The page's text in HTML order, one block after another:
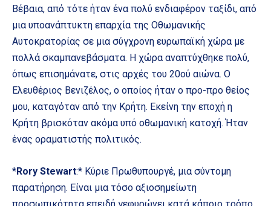
Βέβαια, από τότε ήταν ένα πολύ ενδιαφέρον ταξίδι, από
μια υποανάπτυκτη επαρχία της Οθωμανικής
Αυτοκρατορίας σε μια σύγχρονη ευρωπαϊκή χώρα με
πολλά σκαμπανεβάσματα. Η χώρα αναπτύχθηκε πολύ,
όπως επισημάνατε, στις αρχές του 20ού αιώνα. Ο
Ελευθέριος Βενιζέλος, ο οποίος ήταν ο προ-προ θείος
μου, καταγόταν από την Κρήτη. Εκείνη την εποχή η
Κρήτη βρισκόταν ακόμα υπό οθωμανική κατοχή. Ήταν
ένας οραματιστής πολιτικός.
*Rory Stewart:* Κύριε Πρωθυπουργέ, μια σύντομη
παρατήρηση. Είναι μια τόσο αξιοσημείωτη